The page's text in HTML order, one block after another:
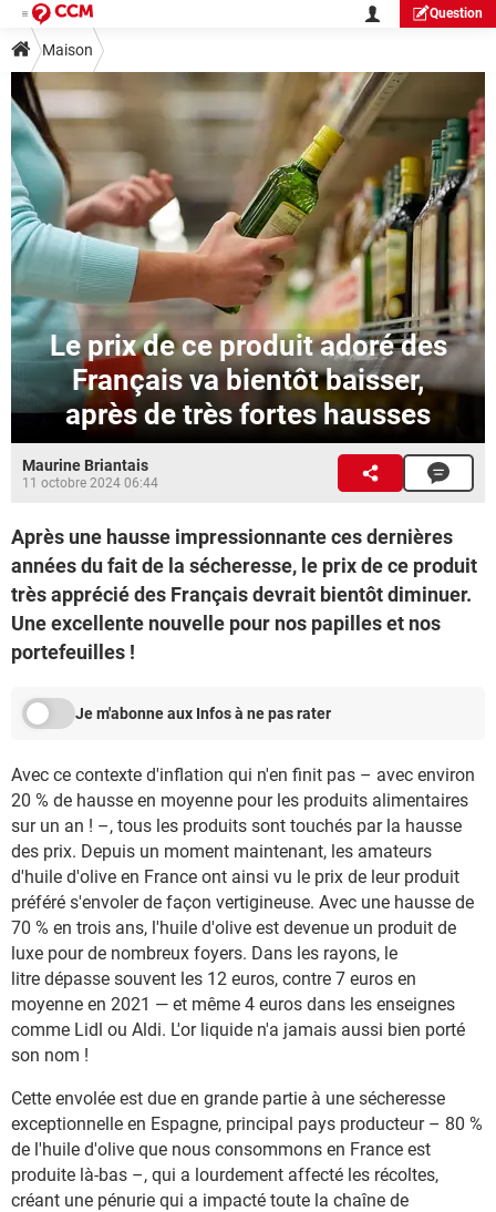
Question
Maison
Le prix de ce produit adoré des
Français va bientôt baisser,
après de très fortes hausses
Maurine Briantais
11 octobre 2024 06:44
Après une hausse impressionnante ces dernières
années du fait de la sécheresse, le prix de ce produit
très apprécié des Français devrait bientôt diminuer.
Une excellente nouvelle pour nos papilles et nos
portefeuilles !
Je m'abonne aux Infos à ne pas rater
Avec ce contexte d'inflation qui n'en finit pas – avec environ
20 % de hausse en moyenne pour les produits alimentaires
sur un an ! –, tous les produits sont touchés par la hausse
des prix. Depuis un moment maintenant, les amateurs
d'huile d'olive en France ont ainsi vu le prix de leur produit
préféré s'envoler de façon vertigineuse. Avec une hausse de
70 % en trois ans, l'huile d'olive est devenue un produit de
luxe pour de nombreux foyers. Dans les rayons, le
litre dépasse souvent les 12 euros, contre 7 euros en
moyenne en 2021 — et même 4 euros dans les enseignes
comme Lidl ou Aldi. L'or liquide n'a jamais aussi bien porté
son nom !
Cette envolée est due en grande partie à une sécheresse
exceptionnelle en Espagne, principal pays producteur – 80 %
de l'huile d'olive que nous consommons en France est
produite là-bas –, qui a lourdement affecté les récoltes,
créant une pénurie qui a impacté toute la chaîne de